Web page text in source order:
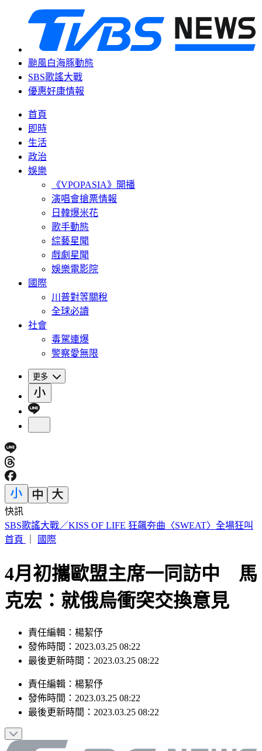
颱風白海豚動態
SBS歌謠大戰
優惠好康情報
首頁
即時
生活
政治
娛樂
《VPOPASIA》開播
演唱會搶票情報
日韓爆米花
歌手動態
綜藝星聞
戲劇星聞
娛樂電影院
國際
川普對等關稅
全球必讀
社會
毒駕連爆
警察愛無限
更多
快訊
幼兒園工地不慎活埋雇主 新竹挖土機司機賠247萬獲緩刑
首頁
國際
4月初攜歐盟主席一同訪中 馬
克宏：就俄烏衝突交換意見
責任編輯：楊絜伃
發佈時間：2023.03.25 08:22
最後更新時間：2023.03.25 08:22
責任編輯 ： 楊絜伃
發佈時間： 2023.03.25 08:22
最後更新時間： 2023.03.25 08:22